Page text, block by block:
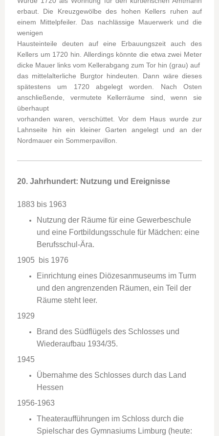
erbaut. Die Kreuzgewölbe des hohen Kellers ruhen auf
einem Mittelpfeiler. Das nachlässige Mauerwerk und die
wenigen
Hausteinteile deuten auf eine Erbauungszeit auch des
Kellers um 1720 hin. Allerdings könnte die etwa zwei Meter
dicke Mauer links vom Kellerabgang zum Tor hin (grau) auf
das mittelalterliche Burgtor hindeuten. Dann wäre dieses
spätestens um 1720 abgelegt worden. Nach Osten
anschließende, vermutete Kellerräume sind, wenn sie
überhaupt
vorhanden waren, verschüttet. Vor dem Haus wurde zur
Lahnseite hin ein kleiner Garten angelegt und an der
Nordmauer ein Sommerpavillon.
20. Jahrhundert: Nutzung und Ereignisse
1883 bis 1963
Nutzung der Räume für eine Gewerbeschule
und eine Fortbildungsschule für Mädchen: eine
Berufsschul-Ära.
1905 bis 1976
Einrichtung eines Diözesanmuseums im Turm
und den angrenzenden Räumen, ein Teil der
Räume steht leer.
1929
Brand des Südflügels des Schlosses und
Wiederaufbau 1934/35.
1945
Übernahme des Schlosses durch das Land
Hessen
1956-1963
Theateraufführungen im Schloss durch die
Spielschar des Gymnasiums Limburg (heute: